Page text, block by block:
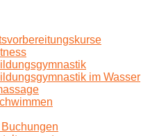
im Wasser